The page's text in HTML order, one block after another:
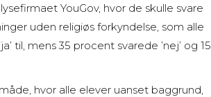
YouGov, hvor de skulle svare
uden religiøs forkyndelse, som alle
til, mens 35 procent svarede ’nej’ og 15
hvor alle elever uanset baggrund,